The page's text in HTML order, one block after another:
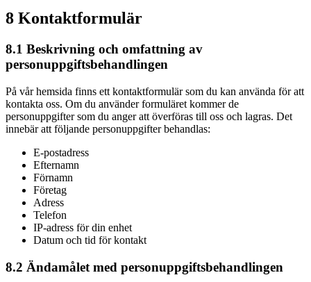
8 Kontaktformulär
8.1 Beskrivning och omfattning av
personuppgiftsbehandlingen
På vår hemsida finns ett kontaktformulär som du kan använda för att
kontakta oss. Om du använder formuläret kommer de
personuppgifter som du anger att överföras till oss och lagras. Det
innebär att följande personuppgifter behandlas:
E-postadress
Efternamn
Förnamn
Företag
Adress
Telefon
IP-adress för din enhet
Datum och tid för kontakt
8.2 Ändamålet med personuppgiftsbehandlingen